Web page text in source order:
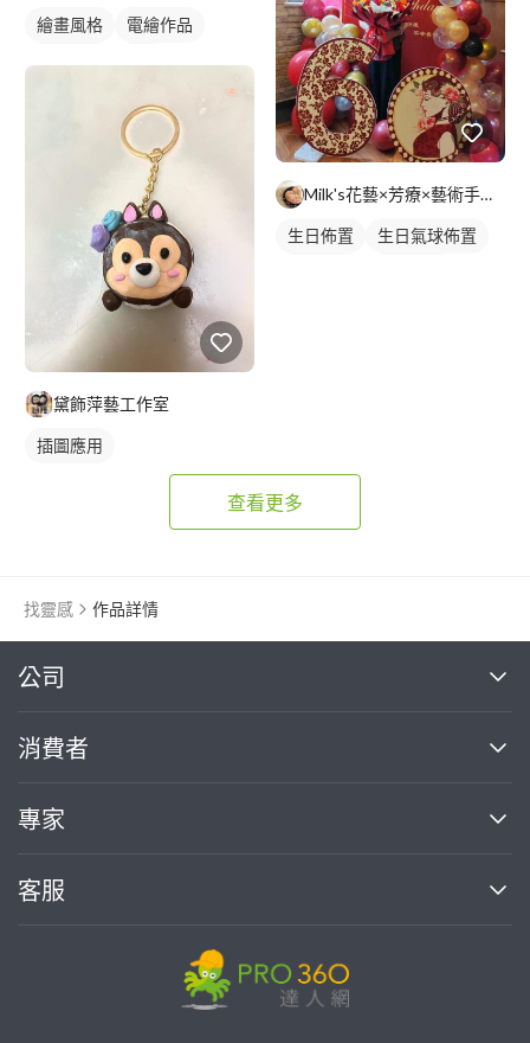
繪畫風格
電繪作品
黛飾萍藝工作室
插圖應用
Milk's花藝×芳療×藝術手作工作室
生日佈置
生日氣球佈置
查看更多
找靈感 作品詳情
公司
關於我們
部落格
加入我們
消費者
買服務
熱門服務
專家
案件中心
客服
繼續完成